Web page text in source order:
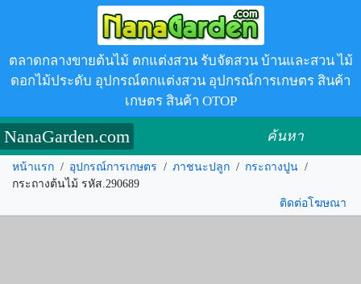
ตลาดกลางขายต้นไม้ ตกแต่งสวน รับจัดสวน บ้านและสวน ไม้
ดอกไม้ประดับ อุปกรณ์ตกแต่งสวน อุปกรณ์การเกษตร สินค้า
เกษตร สินค้า OTOP
NanaGarden.com ค้นหา
หน้าแรก / อุปกรณ์การเกษตร / ภาชนะปลูก / กระถางปูน /
กระถางต้นไม้ รหัส.290689
ติดต่อโฆษณา